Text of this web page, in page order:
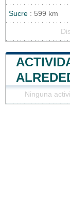
Sucre : 599 km
Ninguna